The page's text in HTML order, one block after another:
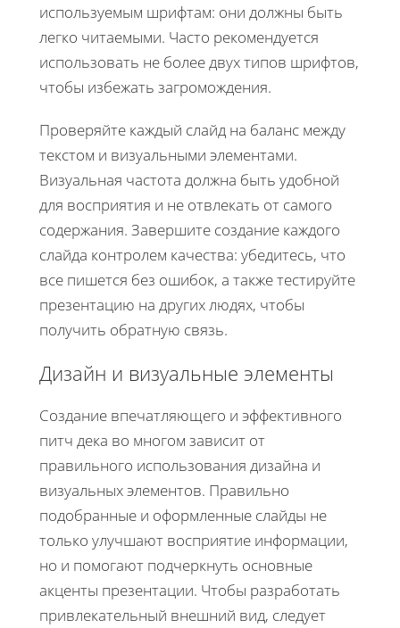
используемым шрифтам: они должны быть
легко читаемыми. Часто рекомендуется
использовать не более двух типов шрифтов,
чтобы избежать загромождения.
Проверяйте каждый слайд на баланс между
текстом и визуальными элементами.
Визуальная частота должна быть удобной
для восприятия и не отвлекать от самого
содержания. Завершите создание каждого
слайда контролем качества: убедитесь, что
все пишется без ошибок, а также тестируйте
презентацию на других людях, чтобы
получить обратную связь.
Дизайн и визуальные элементы
Создание впечатляющего и эффективного
питч дека во многом зависит от
правильного использования дизайна и
визуальных элементов. Правильно
подобранные и оформленные слайды не
только улучшают восприятие информации,
но и помогают подчеркнуть основные
акценты презентации. Чтобы разработать
привлекательный внешний вид, следует